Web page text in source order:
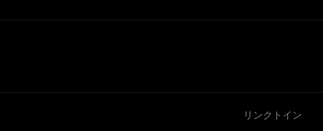
リンクトイン